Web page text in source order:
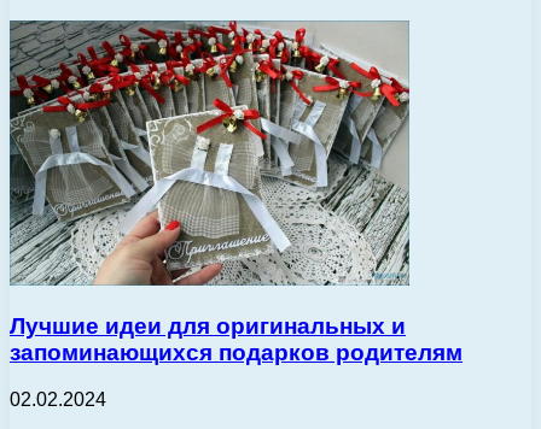
Лучшие идеи для оригинальных и
запоминающихся подарков родителям
02.02.2024